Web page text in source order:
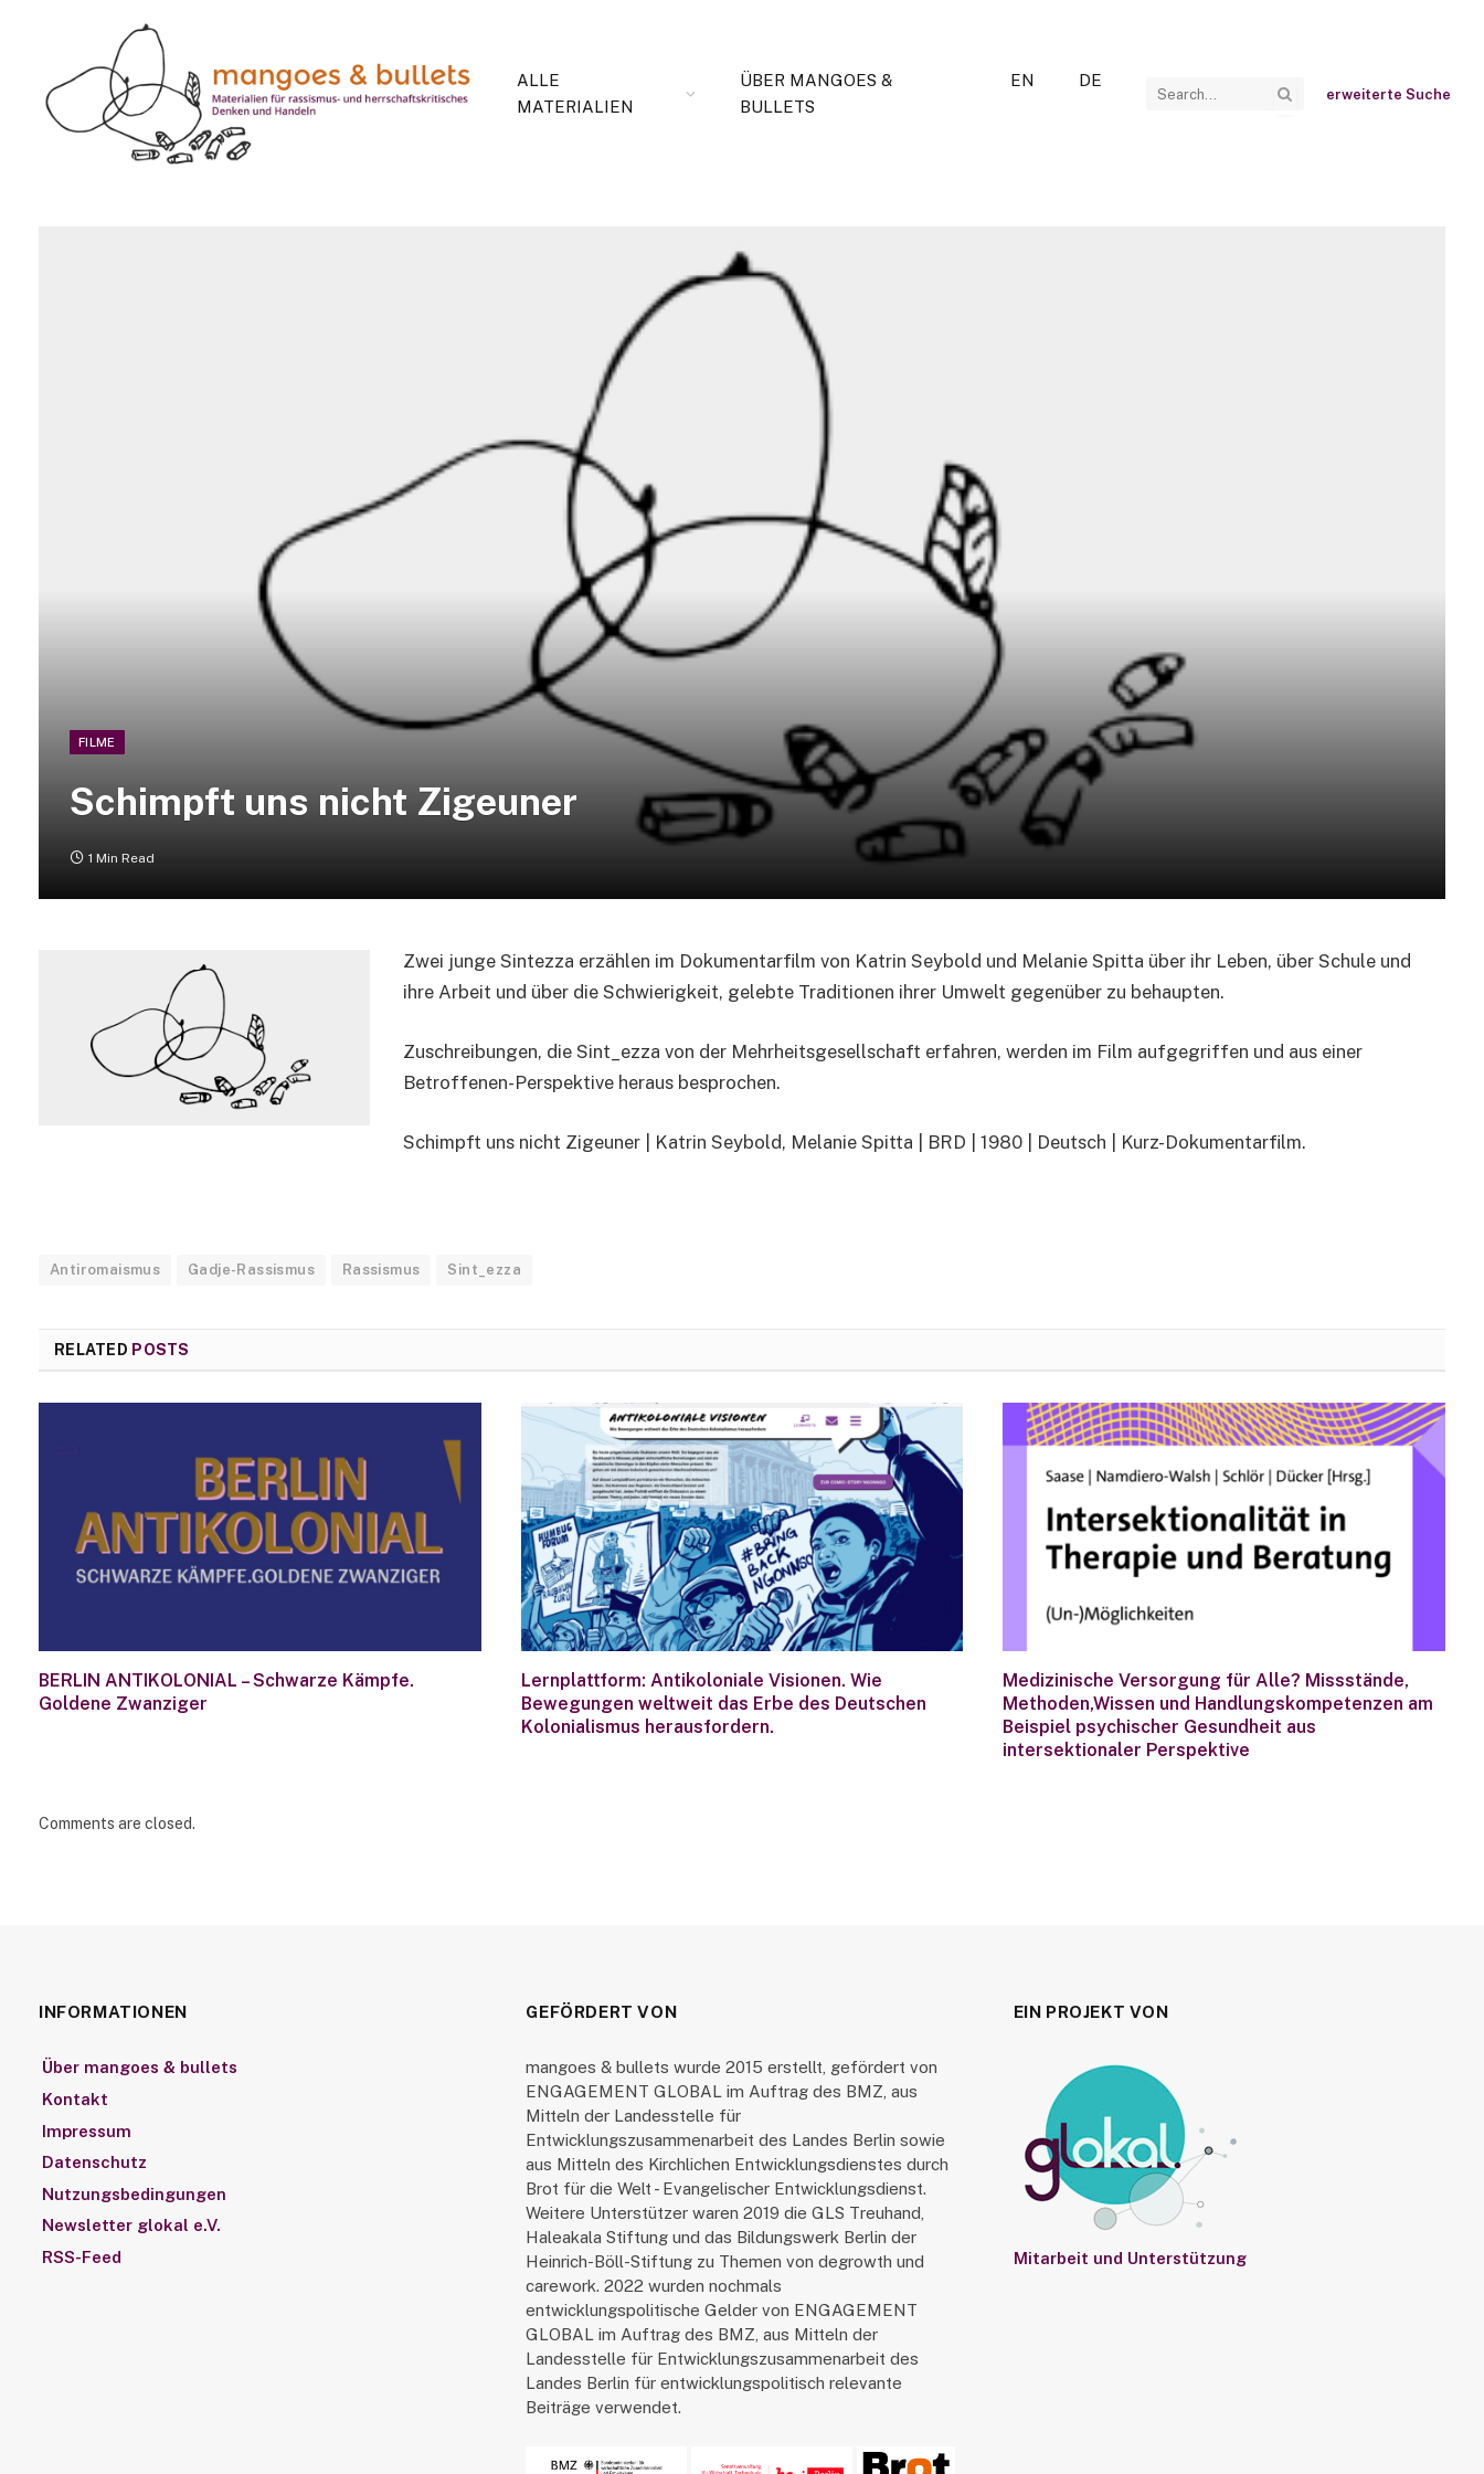
ALLE
MATERIALIEN
ÜBER MANGOES &
BULLETS
EN DE
erweiterte Suche
FILME
Schimpft uns nicht Zigeuner
1 Min Read
Zwei junge Sintezza erzählen im Dokumentarfilm von Katrin Seybold und Melanie Spitta über ihr Leben, über Schule und
ihre Arbeit und über die Schwierigkeit, gelebte Traditionen ihrer Umwelt gegenüber zu behaupten.
Zuschreibungen, die Sint_ezza von der Mehrheitsgesellschaft erfahren, werden im Film aufgegriffen und aus einer
Betroffenen-Perspektive heraus besprochen.
Schimpft uns nicht Zigeuner | Katrin Seybold, Melanie Spitta | BRD | 1980 | Deutsch | Kurz-Dokumentarfilm.
Antiromaismus Gadje-Rassismus Rassismus Sint_ezza
RELATED POSTS
BERLIN ANTIKOLONIAL – Schwarze Kämpfe.
Goldene Zwanziger
Lernplattform: Antikoloniale Visionen. Wie
Bewegungen weltweit das Erbe des Deutschen
Kolonialismus herausfordern.
Medizinische Versorgung für Alle? Missstände,
Methoden,Wissen und Handlungskompetenzen am
Beispiel psychischer Gesundheit aus
intersektionaler Perspektive
Comments are closed.
INFORMATIONEN
Über mangoes & bullets
Kontakt
Impressum
Datenschutz
Nutzungsbedingungen
Newsletter glokal e.V.
RSS-Feed
GEFÖRDERT VON
mangoes & bullets wurde 2015 erstellt, gefördert von
ENGAGEMENT GLOBAL im Auftrag des BMZ, aus
Mitteln der Landesstelle für
Entwicklungszusammenarbeit des Landes Berlin sowie
aus Mitteln des Kirchlichen Entwicklungsdienstes durch
Brot für die Welt - Evangelischer Entwicklungsdienst.
Weitere Unterstützer waren 2019 die GLS Treuhand,
Haleakala Stiftung und das Bildungswerk Berlin der
Heinrich-Böll-Stiftung zu Themen von degrowth und
carework. 2022 wurden nochmals
entwicklungspolitische Gelder von ENGAGEMENT
GLOBAL im Auftrag des BMZ, aus Mitteln der
Landesstelle für Entwicklungszusammenarbeit des
Landes Berlin für entwicklungspolitisch relevante
Beiträge verwendet.
EIN PROJEKT VON
Mitarbeit und Unterstützung